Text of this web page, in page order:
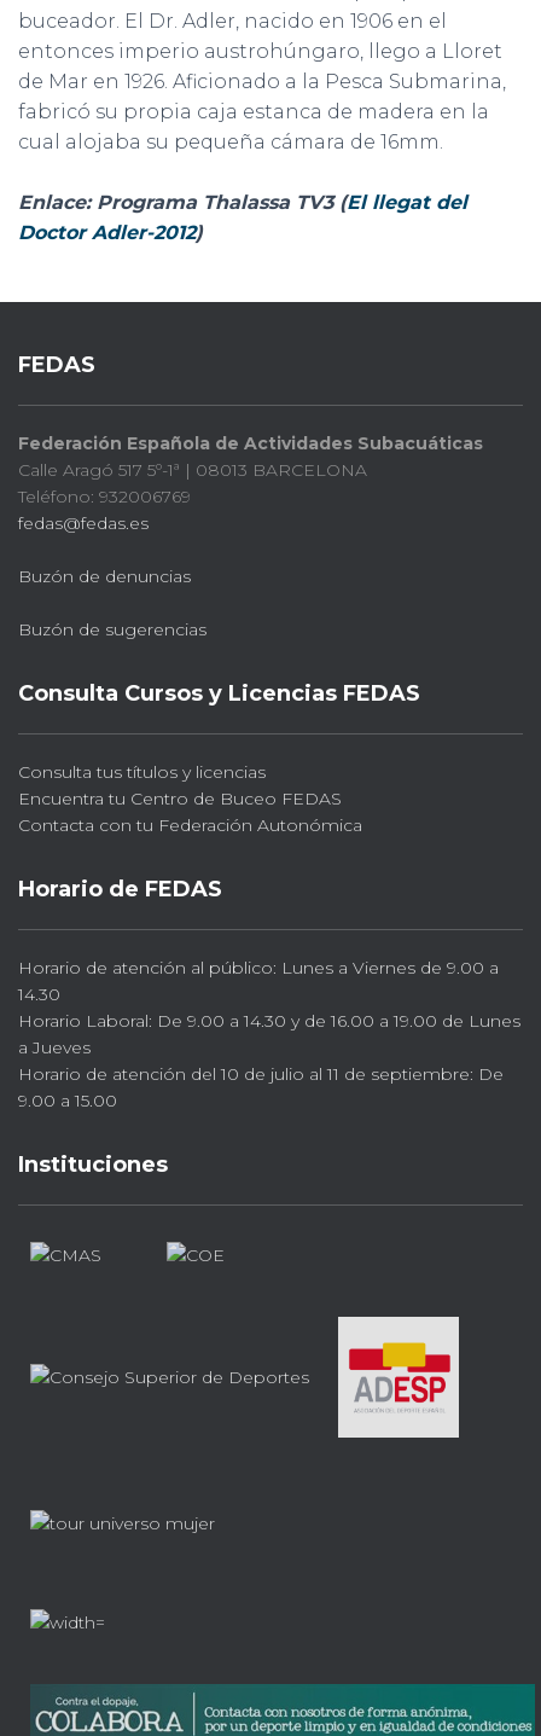
buceador. El Dr. Adler, nacido en 1906 en el
entonces imperio austrohúngaro, llego a Lloret
de Mar en 1926. Aficionado a la Pesca Submarina,
fabricó su propia caja estanca de madera en la
cual alojaba su pequeña cámara de 16mm.
Enlace: Programa Thalassa TV3 (El llegat del
Doctor Adler-2012)
FEDAS
Federación Española de Actividades Subacuáticas
Calle Aragó 517 5º-1ª | 08013 BARCELONA
Teléfono: 932006769
fedas@fedas.es
Buzón de denuncias
Buzón de sugerencias
Consulta Cursos y Licencias FEDAS
Consulta tus títulos y licencias
Encuentra tu Centro de Buceo FEDAS
Contacta con tu Federación Autonómica
Horario de FEDAS
Horario de atención al público: Lunes a Viernes de 9.00 a
14.30
Horario Laboral: De 9.00 a 14.30 y de 16.00 a 19.00 de Lunes
a Jueves
Horario de atención del 10 de julio al 11 de septiembre: De
9.00 a 15.00
Instituciones